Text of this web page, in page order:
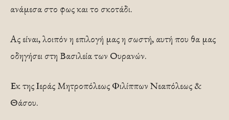
ανάμεσα στο φως και το σκοτάδι.
Ας είναι, λοιπόν η επιλογή μας η σωστή, αυτή που θα μας
οδηγήσει στη Βασιλεία των Ουρανών.
Εκ της Ιεράς Μητροπόλεως Φιλίππων Νεαπόλεως &
Θάσου.